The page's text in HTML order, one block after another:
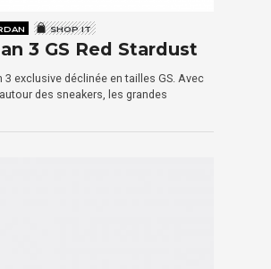
SHOP IT
3 GS Red Stardust
3 exclusive déclinée en tailles GS. Avec
des sneakers, les grandes